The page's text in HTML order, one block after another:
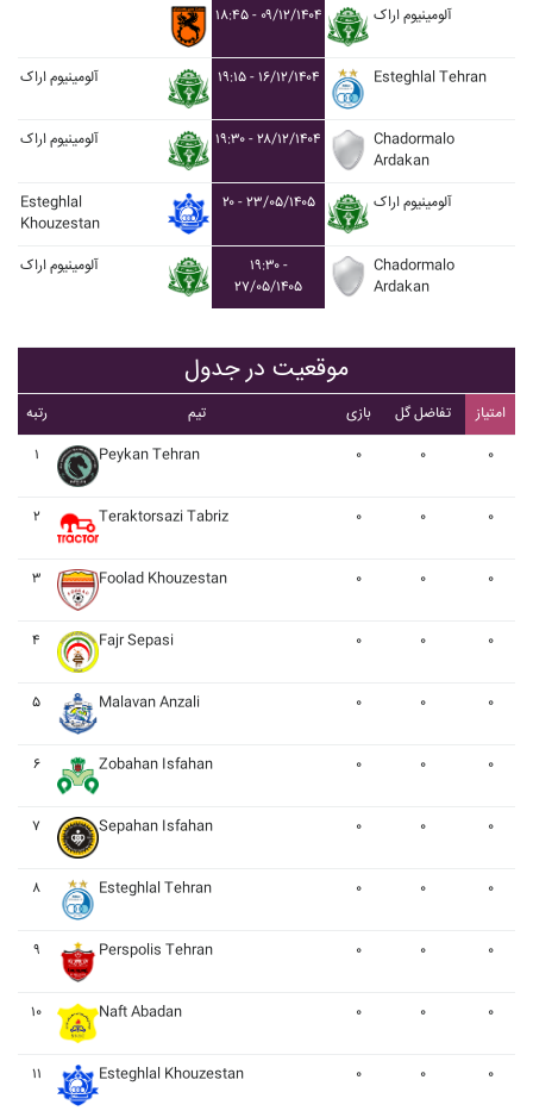
۱۸:۴۵ - ۰۹/۱۲/۱۴۰۴ آلومينيوم اراک
آلومينيوم اراک ۱۹:۱۵ - ۱۶/۱۲/۱۴۰۴ Esteghlal Tehran
آلومينيوم اراک ۱۹:۳۰ - ۲۸/۱۲/۱۴۰۴
Chadormalo
Ardakan
Esteghlal
Khouzestan
۲۰ - ۲۳/۰۵/۱۴۰۵ آلومينيوم اراک
آلومينيوم اراک
۱۹:۳۰ -
۲۷/۰۵/۱۴۰۵
Chadormalo
Ardakan
موقعیت در جدول
رتبه تیم بازی تفاضل گل
امتیاز
۱
Peykan Tehran ۰ ۰ ۰
۲ Teraktorsazi Tabriz ۰ ۰ ۰
۳ Foolad Khouzestan ۰ ۰ ۰
۴ Fajr Sepasi ۰ ۰ ۰
۵ Malavan Anzali ۰ ۰ ۰
۶ Zobahan Isfahan ۰ ۰ ۰
۷ Sepahan Isfahan ۰ ۰ ۰
۸ Esteghlal Tehran ۰ ۰ ۰
۹ Perspolis Tehran ۰ ۰ ۰
۱۰ Naft Abadan ۰ ۰ ۰
۱۱ Esteghlal Khouzestan ۰ ۰ ۰